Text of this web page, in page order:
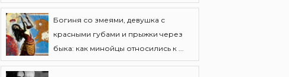
Богиня со змеями, девушка с
красными губами и прыжки через
быка: как минойцы относились к ...